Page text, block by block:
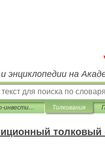
энциклопедии на
Финансово-инвестиционный толковый словарь Толкования
толковый